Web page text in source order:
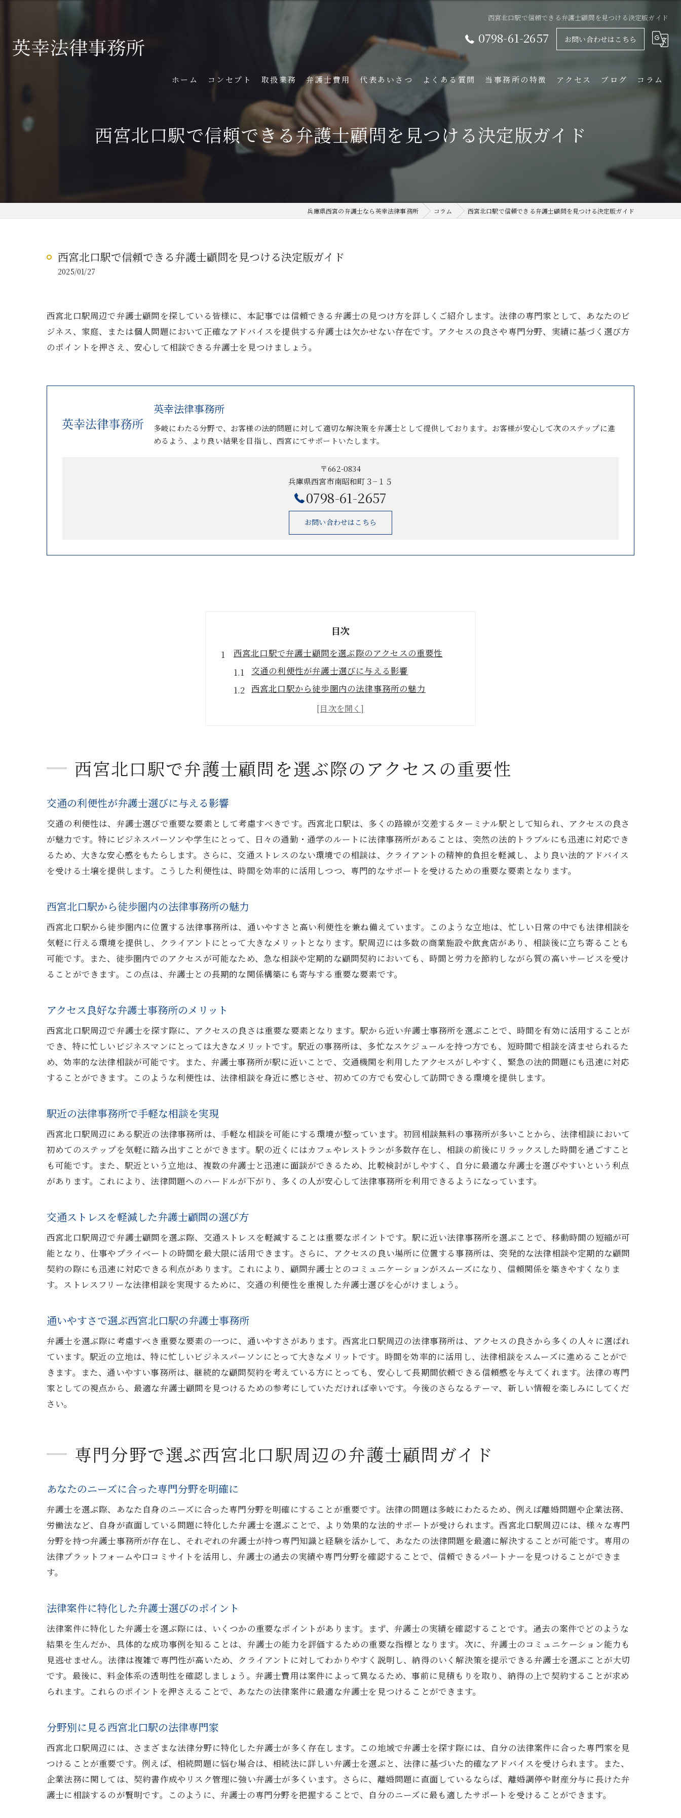
西宮北口駅で信頼できる弁護士顧問を見つける決定版ガイド
0798-61-2657 お問い合わせはこちら
ホーム コンセプト 取扱業務 弁護士費用 代表あいさつ よくある質問 当事務所の特徴
離婚
借金
アクセス ブログ コラム
西宮北口駅で信頼できる弁護士顧問を見つける決定版ガイド
兵庫県西宮の弁護士なら英幸法律事務所 コラム 西宮北口駅で信頼できる弁護士顧問を見つける決定版ガイド
西宮北口駅で信頼できる弁護士顧問を見つける決定版ガイド
2025/01/27
西宮北口駅周辺で弁護士顧問を探している皆様に、本記事では信頼できる弁護士の見つけ方を詳しくご紹介します。法律の専門家として、あなたのビ
ジネス、家庭、または個人問題において正確なアドバイスを提供する弁護士は欠かせない存在です。アクセスの良さや専門分野、実績に基づく選び方
のポイントを押さえ、安心して相談できる弁護士を見つけましょう。
英幸法律事務所
多岐にわたる分野で、お客様の法的問題に対して適切な解決策を弁護士として提供しております。お客様が安心して次のステップに進
めるよう、より良い結果を目指し、西宮にてサポートいたします。
〒662-0834
兵庫県西宮市南昭和町３−１５
0798-61-2657
お問い合わせはこちら
目次
西宮北口駅で弁護士顧問を選ぶ際のアクセスの重要性
交通の利便性が弁護士選びに与える影響
西宮北口駅から徒歩圏内の法律事務所の魅力
アクセス良好な弁護士事務所のメリット
通いやすさで選ぶ西宮北口駅の弁護士事務所
専門分野で選ぶ西宮北口駅周辺の弁護士顧問ガイド
分野別に見る西宮北口駅の法律専門家
適切な法的アドバイスを受けるための専門性
法律事務所の専門分野を比較する方法
口コミ活用で信頼できる弁護士を見つける方法
過去のクライアントの評価を参考にする
口コミサイトで得られる弁護士の信頼度
実際の体験談から学ぶ弁護士選び
無料相談を活用して自分に合う弁護士を見極める
無料相談で得られる初期の安心感
相談を通じた弁護士との相性の確認
無料相談を賢く利用するためのポイント
無料サービスを最大限に活かす弁護士選び
西宮北口駅での弁護士探しで押さえるべき実績のポイント
弁護士の過去の実績を見極める方法
実績が信頼性を裏付ける理由
成功事例から学ぶ弁護士の選び方
実績が示す事務所の信頼度を検証する
法律事務所の評判から見極める西宮北口駅の弁護士選び
評判が弁護士選びに与える影響
オンライン評価と実際の経験を比較する
評判の高い法律事務所の特長を知る
評判が弁護士の信頼性を高める理由
通いやすさが価値を高める法律相談
利便性が高い法律事務所の見つけ方
弁護士顧問選びで考慮すべき西宮北口駅の専門性と利便性
専門性とアクセスのバランスを考える
法律専門性がもたらす安心感
西宮北口駅での理想的な弁護士顧問の条件
西宮北口駅で弁護士顧問を選ぶ際のアクセスの重要性
交通の利便性が弁護士選びに与える影響
交通の利便性は、弁護士選びで重要な要素として考慮すべきです。西宮北口駅は、多くの路線が交差するターミナル駅として知られ、アクセスの良さ
が魅力です。特にビジネスパーソンや学生にとって、日々の通勤・通学のルートに法律事務所があることは、突然の法的トラブルにも迅速に対応でき
るため、大きな安心感をもたらします。さらに、交通ストレスのない環境での相談は、クライアントの精神的負担を軽減し、より良い法的アドバイス
を受ける土壌を提供します。こうした利便性は、時間を効率的に活用しつつ、専門的なサポートを受けるための重要な要素となります。
西宮北口駅から徒歩圏内の法律事務所の魅力
西宮北口駅から徒歩圏内に位置する法律事務所は、通いやすさと高い利便性を兼ね備えています。このような立地は、忙しい日常の中でも法律相談を
気軽に行える環境を提供し、クライアントにとって大きなメリットとなります。駅周辺には多数の商業施設や飲食店があり、相談後に立ち寄ることも
可能です。また、徒歩圏内でのアクセスが可能なため、急な相談や定期的な顧問契約においても、時間と労力を節約しながら質の高いサービスを受け
ることができます。この点は、弁護士との長期的な関係構築にも寄与する重要な要素です。
アクセス良好な弁護士事務所のメリット
西宮北口駅周辺で弁護士を探す際に、アクセスの良さは重要な要素となります。駅から近い弁護士事務所を選ぶことで、時間を有効に活用することが
でき、特に忙しいビジネスマンにとっては大きなメリットです。駅近の事務所は、多忙なスケジュールを持つ方でも、短時間で相談を済ませられるた
め、効率的な法律相談が可能です。また、弁護士事務所が駅に近いことで、交通機関を利用したアクセスがしやすく、緊急の法的問題にも迅速に対応
することができます。このような利便性は、法律相談を身近に感じさせ、初めての方でも安心して訪問できる環境を提供します。
駅近の法律事務所で手軽な相談を実現
西宮北口駅周辺にある駅近の法律事務所は、手軽な相談を可能にする環境が整っています。初回相談無料の事務所が多いことから、法律相談において
初めてのステップを気軽に踏み出すことができます。駅の近くにはカフェやレストランが多数存在し、相談の前後にリラックスした時間を過ごすこと
も可能です。また、駅近という立地は、複数の弁護士と迅速に面談ができるため、比較検討がしやすく、自分に最適な弁護士を選びやすいという利点
があります。これにより、法律問題へのハードルが下がり、多くの人が安心して法律事務所を利用できるようになっています。
交通ストレスを軽減した弁護士顧問の選び方
西宮北口駅周辺で弁護士顧問を選ぶ際、交通ストレスを軽減することは重要なポイントです。駅に近い法律事務所を選ぶことで、移動時間の短縮が可
能となり、仕事やプライベートの時間を最大限に活用できます。さらに、アクセスの良い場所に位置する事務所は、突発的な法律相談や定期的な顧問
契約の際にも迅速に対応できる利点があります。これにより、顧問弁護士とのコミュニケーションがスムーズになり、信頼関係を築きやすくなりま
す。ストレスフリーな法律相談を実現するために、交通の利便性を重視した弁護士選びを心がけましょう。
通いやすさで選ぶ西宮北口駅の弁護士事務所
弁護士を選ぶ際に考慮すべき重要な要素の一つに、通いやすさがあります。西宮北口駅周辺の法律事務所は、アクセスの良さから多くの人々に選ばれ
ています。駅近の立地は、特に忙しいビジネスパーソンにとって大きなメリットです。時間を効率的に活用し、法律相談をスムーズに進めることがで
きます。また、通いやすい事務所は、継続的な顧問契約を考えている方にとっても、安心して長期間依頼できる信頼感を与えてくれます。法律の専門
家としての視点から、最適な弁護士顧問を見つけるための参考にしていただければ幸いです。今後のさらなるテーマ、新しい情報を楽しみにしてくだ
さい。
専門分野で選ぶ西宮北口駅周辺の弁護士顧問ガイド
あなたのニーズに合った専門分野を明確に
弁護士を選ぶ際、あなた自身のニーズに合った専門分野を明確にすることが重要です。法律の問題は多岐にわたるため、例えば離婚問題や企業法務、
労働法など、自身が直面している問題に特化した弁護士を選ぶことで、より効果的な法的サポートが受けられます。西宮北口駅周辺には、様々な専門
分野を持つ弁護士事務所が存在し、それぞれの弁護士が持つ専門知識と経験を活かして、あなたの法律問題を最適に解決することが可能です。専用の
法律プラットフォームや口コミサイトを活用し、弁護士の過去の実績や専門分野を確認することで、信頼できるパートナーを見つけることができま
す。
法律案件に特化した弁護士選びのポイント
法律案件に特化した弁護士を選ぶ際には、いくつかの重要なポイントがあります。まず、弁護士の実績を確認することです。過去の案件でどのような
結果を生んだか、具体的な成功事例を知ることは、弁護士の能力を評価するための重要な指標となります。次に、弁護士のコミュニケーション能力も
見逃せません。法律は複雑で専門性が高いため、クライアントに対してわかりやすく説明し、納得のいく解決策を提示できる弁護士を選ぶことが大切
です。最後に、料金体系の透明性を確認しましょう。弁護士費用は案件によって異なるため、事前に見積もりを取り、納得の上で契約することが求め
られます。これらのポイントを押さえることで、あなたの法律案件に最適な弁護士を見つけることができます。
分野別に見る西宮北口駅の法律専門家
西宮北口駅周辺には、さまざまな法律分野に特化した弁護士が多く存在します。この地域で弁護士を探す際には、自分の法律案件に合った専門家を見
つけることが重要です。例えば、相続問題に悩む場合は、相続法に詳しい弁護士を選ぶと、法律に基づいた的確なアドバイスを受けられます。また、
企業法務に関しては、契約書作成やリスク管理に強い弁護士が多くいます。さらに、離婚問題に直面しているならば、離婚調停や財産分与に長けた弁
護士に相談するのが賢明です。このように、弁護士の専門分野を把握することで、自分のニーズに最も適したサポートを受けることができます。